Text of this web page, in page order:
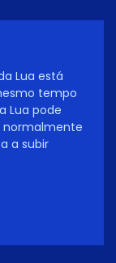
Lua está
tempo
Lua pode
normalmente
a subir